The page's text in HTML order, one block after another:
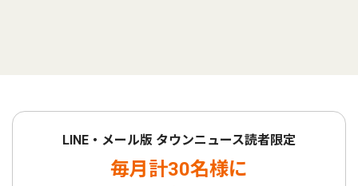
LINE・メール版 タウンニュース読者限定
毎月計30名様に